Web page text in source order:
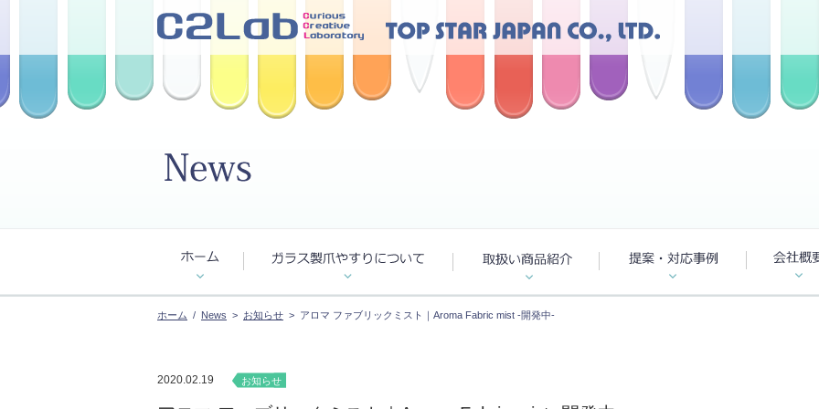
ホーム / News > お知らせ > アロマ ファブリックミスト｜Aroma Fabric mist -開発中-
2020.02.19 お知らせ